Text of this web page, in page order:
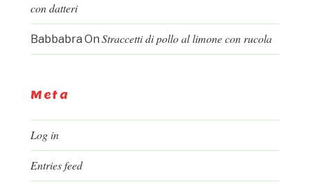
con datteri
Babbabra On Straccetti di pollo al limone con rucola
Meta
Log in
Entries feed